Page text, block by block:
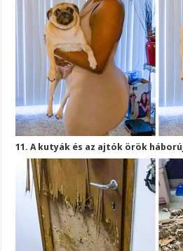
11. A kutyák és az ajtók örök